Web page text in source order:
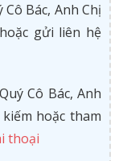
Bác, Anh Chị
gửi liên hệ
Cô Bác, Anh
hoặc tham
thoại